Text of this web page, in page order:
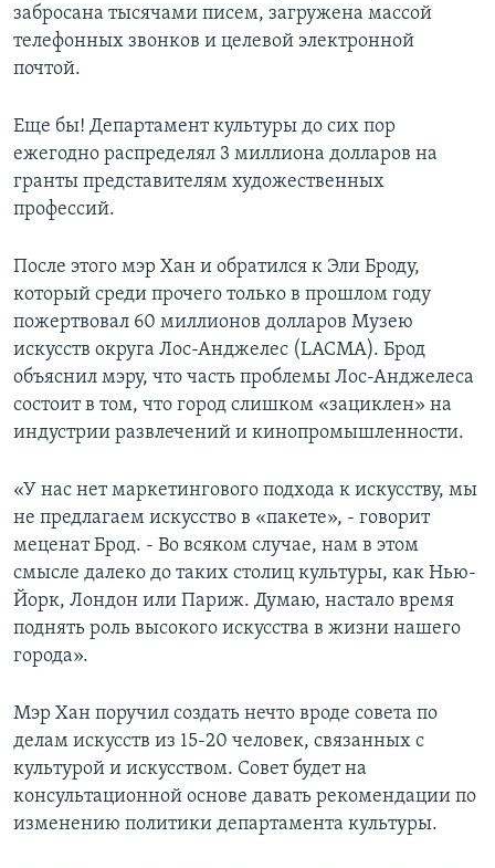
забросана тысячами писем, загружена массой
телефонных звонков и целевой электронной
почтой.
Еще бы! Департамент культуры до сих пор
ежегодно распределял 3 миллиона долларов на
гранты представителям художественных
профессий.
После этого мэр Хан и обратился к Эли Броду,
который среди прочего только в прошлом году
пожертвовал 60 миллионов долларов Музею
искусств округа Лос-Анджелес (LACMA). Брод
объяснил мэру, что часть проблемы Лос-Анджелеса
состоит в том, что город слишком «зациклен» на
индустрии развлечений и кинопромышленности.
«У нас нет маркетингового подхода к искусству, мы
не предлагаем искусство в «пакете», - говорит
меценат Брод. - Во всяком случае, нам в этом
смысле далеко до таких столиц культуры, как Нью-
Йорк, Лондон или Париж. Думаю, настало время
поднять роль высокого искусства в жизни нашего
города».
Мэр Хан поручил создать нечто вроде совета по
делам искусств из 15-20 человек, связанных с
культурой и искусством. Совет будет на
консультационной основе давать рекомендации по
изменению политики департамента культуры.